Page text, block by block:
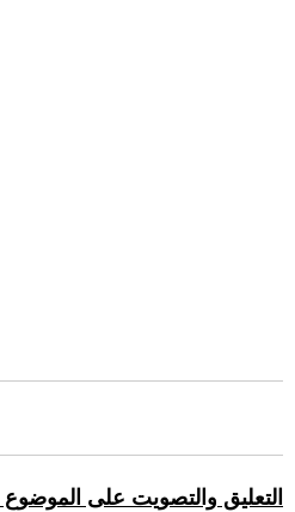
التعليق والتصويت على